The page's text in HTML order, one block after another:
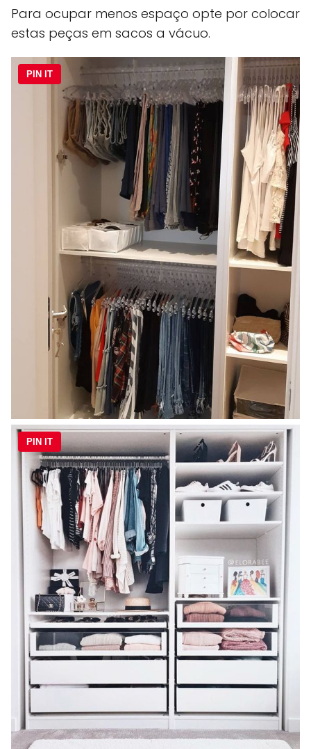
Para ocupar menos espaço opte por colocar
estas peças em sacos a vácuo.
PIN IT
PIN IT